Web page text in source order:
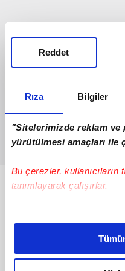
Rıza Bilgiler
"Sitelerimizde reklam ve
yürütülmesi amaçları ile
Bu çerezler, kullanıcıların
tanımlayarak çalışırlar.
Bu çerezlere izin
daha iyi reklam deneyimi
amacımızın size daha
Reddet
Bunlar da Var